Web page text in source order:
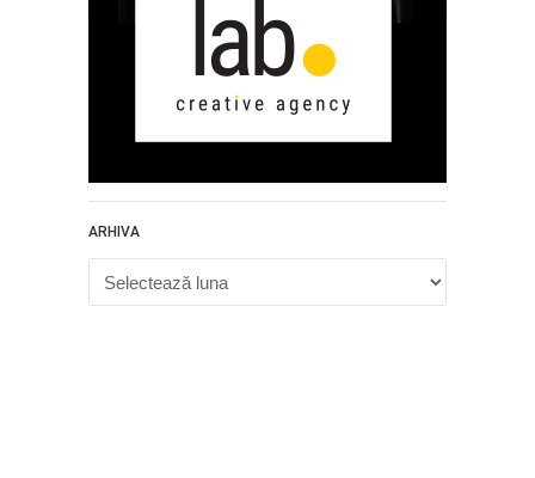
ARHIVA
Arhiva